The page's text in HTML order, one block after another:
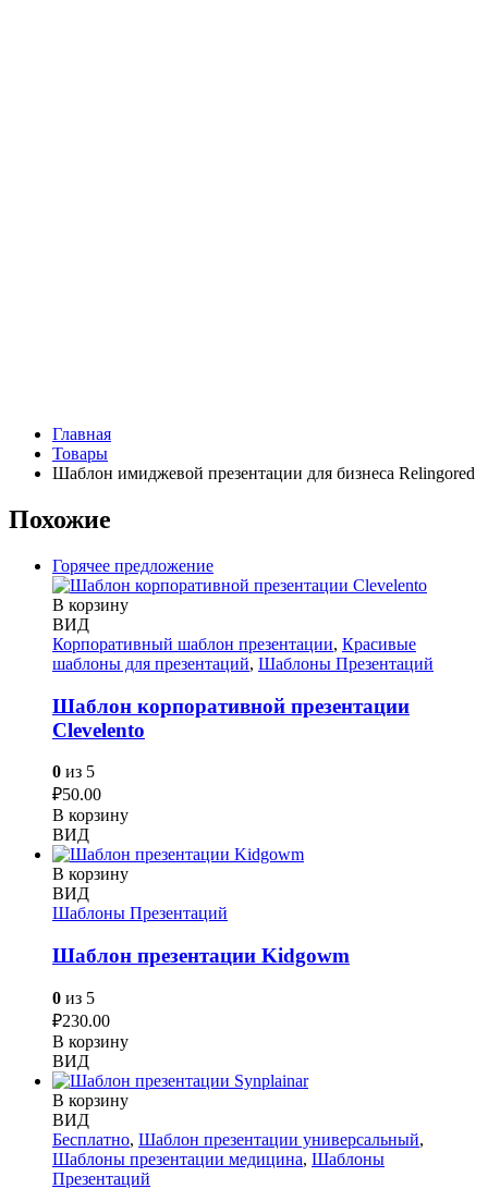
Главная
Товары
Шаблон имиджевой презентации для бизнеса Relingored
Похожие
Горячее предложение
В корзину
ВИД
Корпоративный шаблон презентации, Красивые
шаблоны для презентаций, Шаблоны Презентаций
Шаблон корпоративной презентации
Сlevelento
0 из 5
₽50.00
В корзину
ВИД
В корзину
ВИД
Шаблоны Презентаций
Шаблон презентации Kidgowm
0 из 5
₽230.00
В корзину
ВИД
В корзину
ВИД
Бесплатно, Шаблон презентации универсальный,
Шаблоны презентации медицина, Шаблоны
Презентаций